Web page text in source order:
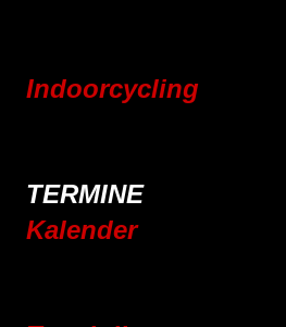
Indoorcycling
TERMINE
Kalender